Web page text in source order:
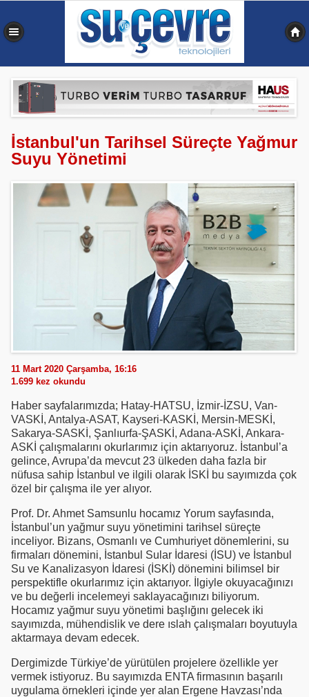
İstanbul'un Tarihsel Süreçte Yağmur
Suyu Yönetimi
11 Mart 2020 Çarşamba, 16:16
1.699 kez okundu
Haber sayfalarımızda; Hatay-HATSU, İzmir-İZSU, Van-
VASKİ, Antalya-ASAT, Kayseri-KASKİ, Mersin-MESKİ,
Sakarya-SASKİ, Şanlıurfa-ŞASKİ, Adana-ASKİ, Ankara-
ASKİ çalışmalarını okurlarımız için aktarıyoruz. İstanbul’a
gelince, Avrupa’da mevcut 23 ülkeden daha fazla bir
nüfusa sahip İstanbul ve ilgili olarak İSKİ bu sayımızda çok
özel bir çalışma ile yer alıyor.
Prof. Dr. Ahmet Samsunlu hocamız Yorum sayfasında,
İstanbul’un yağmur suyu yönetimini tarihsel süreçte
inceliyor. Bizans, Osmanlı ve Cumhuriyet dönemlerini, su
firmaları dönemini, İstanbul Sular İdaresi (İSU) ve İstanbul
Su ve Kanalizasyon İdaresi (İSKİ) dönemini bilimsel bir
perspektifle okurlarımız için aktarıyor. İlgiyle okuyacağınızı
ve bu değerli incelemeyi saklayacağınızı biliyorum.
Hocamız yağmur suyu yönetimi başlığını gelecek iki
sayımızda, mühendislik ve dere ıslah çalışmaları boyutuyla
aktarmaya devam edecek.
Dergimizde Türkiye’de yürütülen projelere özellikle yer
vermek istiyoruz. Bu sayımızda ENTA firmasının başarılı
uygulama örnekleri içinde yer alan Ergene Havzası’nda
0,402 sn